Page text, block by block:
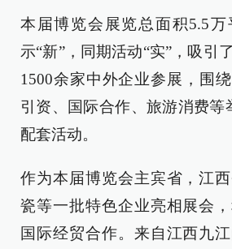
本届博览会展览总面积5.5
示“新”，同期活动“实”，吸引
1500余家中外企业参展，围
引资、国际合作、旅游消费等
配套活动。
作为本届博览会主宾省，江
瓷等一批特色企业亮相展会
国际经贸合作。来自江西九